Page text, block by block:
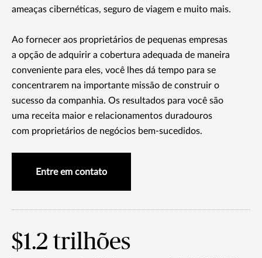
ameaças cibernéticas, seguro de viagem e muito mais.
Ao fornecer aos proprietários de pequenas empresas
a opção de adquirir a cobertura adequada de maneira
conveniente para eles, você lhes dá tempo para se
concentrarem na importante missão de construir o
sucesso da companhia. Os resultados para você são
uma receita maior e relacionamentos duradouros
com proprietários de negócios bem-sucedidos.
Entre em contato
$1.2 trilhões